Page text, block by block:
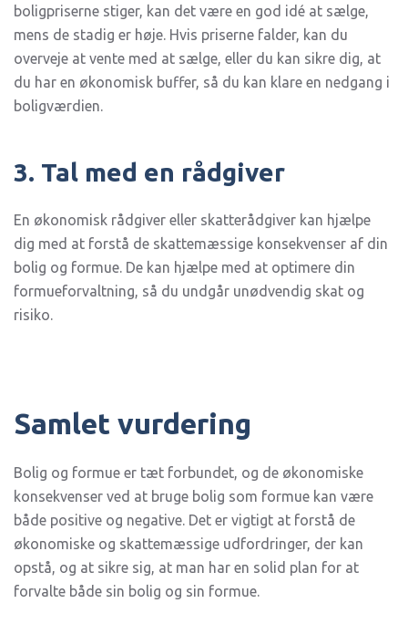
boligpriserne stiger, kan det være en god idé at sælge,
mens de stadig er høje. Hvis priserne falder, kan du
overveje at vente med at sælge, eller du kan sikre dig, at
du har en økonomisk buffer, så du kan klare en nedgang i
boligværdien.
3. Tal med en rådgiver
En økonomisk rådgiver eller skatterådgiver kan hjælpe
dig med at forstå de skattemæssige konsekvenser af din
bolig og formue. De kan hjælpe med at optimere din
formueforvaltning, så du undgår unødvendig skat og
risiko.
Samlet vurdering
Bolig og formue er tæt forbundet, og de økonomiske
konsekvenser ved at bruge bolig som formue kan være
både positive og negative. Det er vigtigt at forstå de
økonomiske og skattemæssige udfordringer, der kan
opstå, og at sikre sig, at man har en solid plan for at
forvalte både sin bolig og sin formue.